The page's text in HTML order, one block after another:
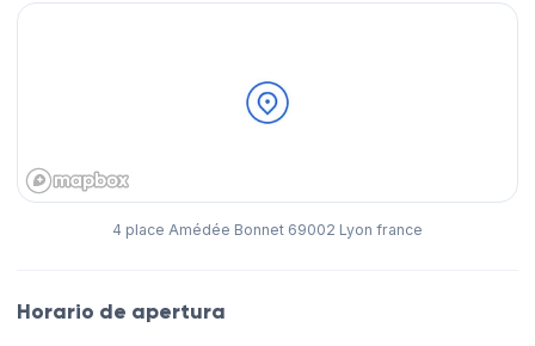
4 place Amédée Bonnet 69002 Lyon france
Horario de apertura